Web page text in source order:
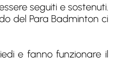
seguiti e sostenuti.
del Para Badminton ci
e fanno funzionare il